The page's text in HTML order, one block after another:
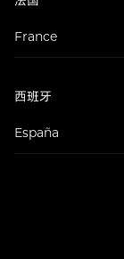
France
西班牙
España